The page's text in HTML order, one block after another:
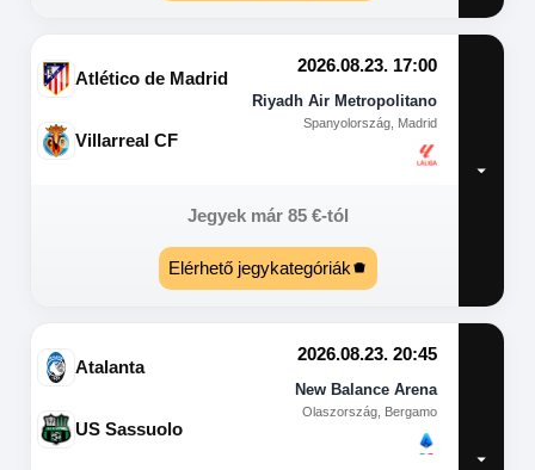
Atlético de Madrid
2026.08.23. 17:00
Riyadh Air Metropolitano
Spanyolország, Madrid
Villarreal CF
Jegyek már 85 €-tól
Elérhető jegykategóriák
Atalanta
2026.08.23. 20:45
New Balance Arena
Olaszország, Bergamo
US Sassuolo